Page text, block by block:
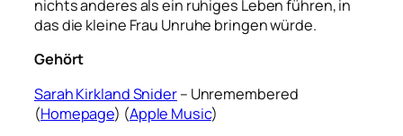
nichts anderes als ein ruhiges Leben führen, in
das die kleine Frau Unruhe bringen würde.
Gehört
Sarah Kirkland Snider– Unremembered
(Homepage) (Apple Music)